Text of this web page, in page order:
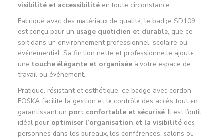
visibilité et accessibilité en toute circonstance.
Fabriqué avec des matériaux de qualité, le badge SD109
est conçu pour un usage quotidien et durable, que ce
soit dans un environnement professionnel, scolaire ou
événementiel. Sa finition nette et professionnelle ajoute
une touche élégante et organisée à votre espace de
travail ou événement.
Pratique, résistant et esthétique, ce badge avec cordon
FOSKA facilite la gestion et le contrôle des accès tout en
garantissant un port confortable et sécurisé. Il est l’outil
idéal pour optimiser l’organisation et la visibilité des
personnes dans les bureaux, les conférences, salons ou